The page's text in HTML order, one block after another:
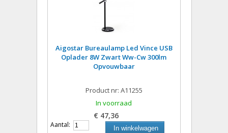
Aigostar Bureaulamp Led Vince USB
Oplader 8W Zwart Ww-Cw 300lm
Opvouwbaar
Product nr: A11255
In voorraad
€ 47,36
Aantal: In winkelwagen